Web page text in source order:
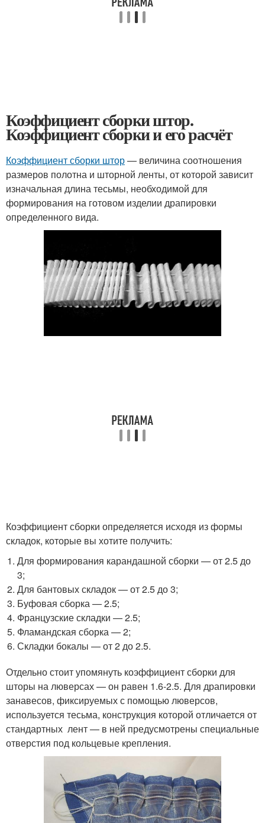
Коэффициент сборки штор.
Коэффициент сборки и его расчёт
Коэффициент сборки штор— величина соотношения
размеров полотна и шторной ленты, от которой зависит
изначальная длина тесьмы, необходимой для
формирования на готовом изделии драпировки
определенного вида.
Коэффициент сборки определяется исходя из формы
складок, которые вы хотите получить:
Для формирования карандашной сборки — от 2.5 до
3;
Для бантовых складок — от 2.5 до 3;
Буфовая сборка — 2.5;
Французские складки — 2.5;
Фламандская сборка — 2;
Складки бокалы — от 2 до 2.5.
Отдельно стоит упомянуть коэффициент сборки для
шторы на люверсах — он равен 1.6-2.5. Для драпировки
занавесов, фиксируемых с помощью люверсов,
используется тесьма, конструкция которой отличается от
стандартных лент — в ней предусмотрены специальные
отверстия под кольцевые крепления.